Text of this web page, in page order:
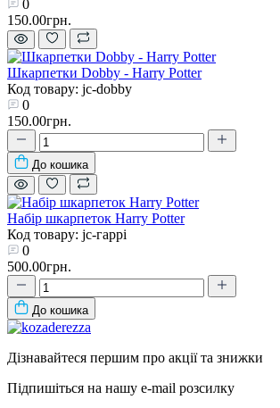
0
150.00грн.
Шкарпетки Dobby - Harry Potter
Код товару: jc-dobby
0
150.00грн.
До кошика
Набір шкарпеток Harry Potter
Код товару: jc-гаррі
0
500.00грн.
До кошика
Дізнавайтеся першим про акції та знижки
Підпишіться на нашу e-mail розсилку